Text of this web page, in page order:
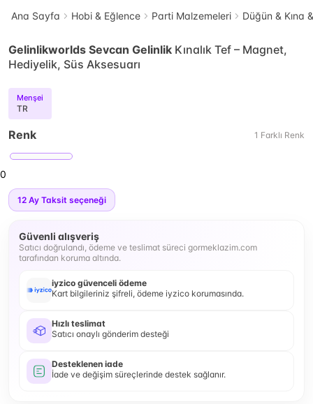
Ana Sayfa Hobi & Eğlence Parti Malzemeleri Düğün & Kına
Gelinlikworlds Sevcan Gelinlik Kınalık Tef – Magnet,
Hediyelik, Süs Aksesuarı
Menşei
TR
Renk 1 Farklı Renk
0
12 Ay Taksit seçeneği
Güvenli alışveriş
Satıcı doğrulandı, ödeme ve teslimat süreci gormeklazim.com
tarafından koruma altında.
iyzico güvenceli ödeme
Kart bilgileriniz şifreli, ödeme iyzico korumasında.
Hızlı teslimat
Satıcı onaylı gönderim desteği
Desteklenen iade
İade ve değişim süreçlerinde destek sağlanır.